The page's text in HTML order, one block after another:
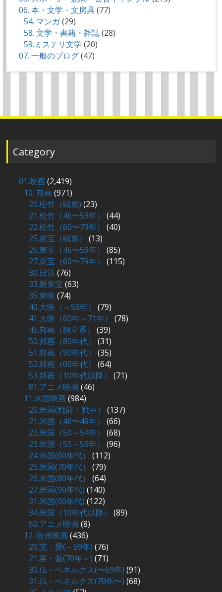
06. 本・文学・文房具(77)
54. マンガ(29)
58. 文学・書籍・雑誌(28)
59.ミステリ文学 (20)
07. 一般のブログ(47)
Category
01.映画(2,419)
10. 邦画(971)
20.松竹（戦前) (23)
21.松竹（46〜59年）
(44)
22.松竹（60〜79年）
(40)
25.東宝（戦前）
(13)
26.東宝（46〜59年）
(85)
27.東宝（60〜79年）
(115)
30.日活(76)
33.新東宝 (63)
35.東映 (74)
40.大映（～59年）
(79)
41.大映（60年～71年）
(78)
45.邦画（独立系）
(39)
50.邦画（80年代）
(31)
51.邦画（90年代）
(35)
52.邦画（00年代）
(64)
53.邦画（10年代以降）
(71)
81.アニメ映画(46)
11.米国映画(984)
20.米国(戦前・戦中）
(137)
21.米国（46〜49年）
(66)
22.米国（50～54年）
(68)
23.米国（55～59年）
(96)
24.米国(60年代）
(112)
25.米国(70年代）
(79)
26.米国(80年代）
(64)
27.米国(90年代) (140)
31.米国(00年代) (122)
34.米国（10年代以降）
(89)
50.アニメ映画(8)
12. 欧州映画(436)
20.英・愛(～69年) (76)
21.英・愛(70年～) (71)
30.仏・ベネルクス(〜69年) (91)
31.仏・ベネルクス(70年〜) (68)